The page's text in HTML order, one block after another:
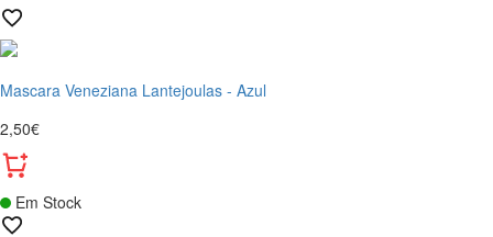
Mascara Veneziana Lantejoulas - Azul
2,50€
Em Stock